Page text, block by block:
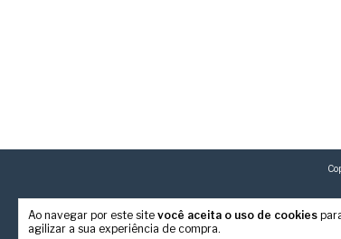
Ao navegar por este site você aceita o uso de cookies
agilizar a sua experiência de compra.